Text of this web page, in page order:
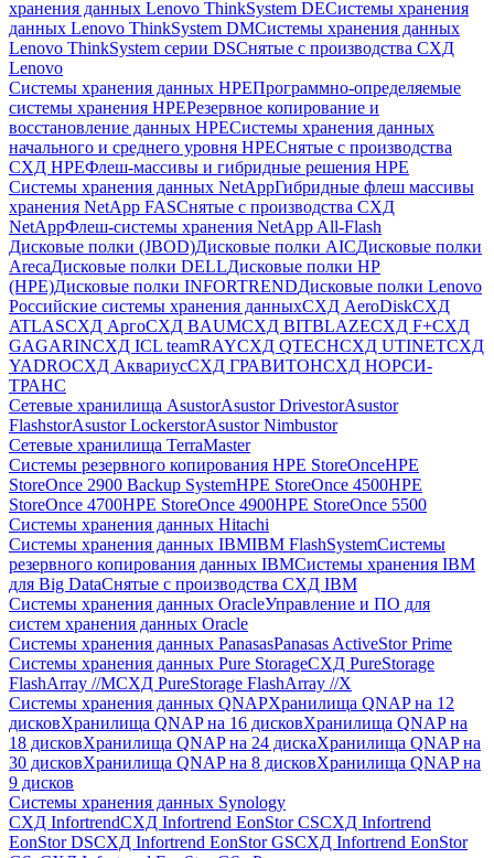
хранения данных Lenovo ThinkSystem DEСистемы хранения
данных Lenovo ThinkSystem DMСистемы хранения данных
Lenovo ThinkSystem серии DSСнятые с производства СХД
Lenovo
Системы хранения данных HPEПрограммно-определяемые
системы хранения HPEРезервное копирование и
восстановление данных HPEСистемы хранения данных
начального и среднего уровня HPEСнятые с производства
СХД HPEФлеш-массивы и гибридные решения HPE
Cистемы хранения данных NetAppГибридные флеш массивы
хранения NetApp FASСнятые с производства СХД
NetAppФлеш-системы хранения NetApp All-Flash
Дисковые полки (JBOD)Дисковые полки AICДисковые полки
ArecaДисковые полки DELLДисковые полки HP
(HPE)Дисковые полки INFORTRENDДисковые полки Lenovo
Российские системы хранения данныхСХД AeroDiskСХД
ATLASСХД AргоСХД BAUMСХД BITBLAZEСХД F+СХД
GAGARINСХД ICL teamRAYСХД QTECHСХД UTINETСХД
YADROСХД АквариусСХД ГРАВИТОНСХД НОРСИ-
ТРАНС
Сетевые хранилища AsustorAsustor DrivestorAsustor
FlashstorAsustor LockerstorAsustor Nimbustor
Сетевые хранилища TerraMaster
Системы резервного копирования HPE StoreOnceHPE
StoreOnce 2900 Backup SystemHPE StoreOnce 4500HPE
StoreOnce 4700HPE StoreOnce 4900HPE StoreOnce 5500
Системы хранения данных Hitachi
Системы хранения данных IBMIBM FlashSystemСистемы
резервного копирования данных IBMСистемы хранения IBM
для Big DataСнятые с производства СХД IBM
Системы хранения данных OracleУправление и ПО для
систем хранения данных Oracle
Системы хранения данных PanasasPanasas ActiveStor Prime
Системы хранения данных Pure StorageСХД PureStorage
FlashArray //MСХД PureStorage FlashArray //X
Системы хранения данных QNAPХранилища QNAP на 12
дисковХранилища QNAP на 16 дисковХранилища QNAP на
18 дисковХранилища QNAP на 24 дискаХранилища QNAP на
30 дисковХранилища QNAP на 8 дисковХранилища QNAP на
9 дисков
Системы хранения данных Synology
СХД InfortrendСХД Infortrend EonStor CSСХД Infortrend
EonStor DSСХД Infortrend EonStor GSСХД Infortrend EonStor